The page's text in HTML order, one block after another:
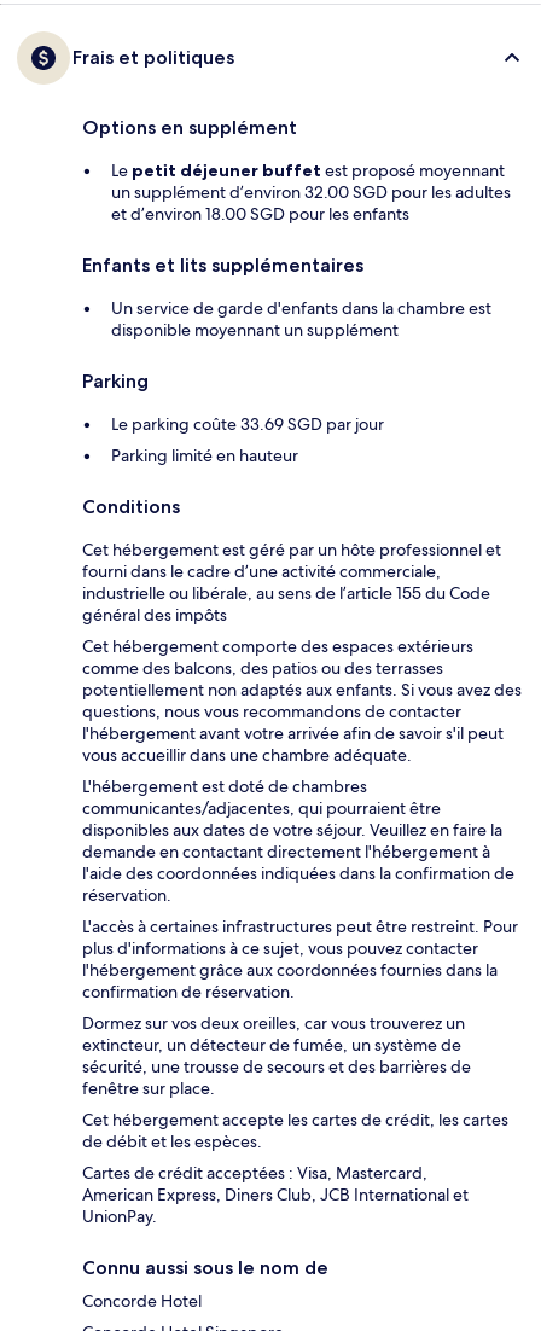
Frais et politiques
Options en supplément
Le petit déjeuner buffet est proposé moyennant
un supplément d’environ 32.00 SGD pour les adultes
et d’environ 18.00 SGD pour les enfants
Enfants et lits supplémentaires
Un service de garde d'enfants dans la chambre est
disponible moyennant un supplément
Parking
Le parking coûte 33.69 SGD par jour
Parking limité en hauteur
Conditions
Cet hébergement est géré par un hôte professionnel et
fourni dans le cadre d’une activité commerciale,
industrielle ou libérale, au sens de l’article 155 du Code
général des impôts
Cet hébergement comporte des espaces extérieurs
comme des balcons, des patios ou des terrasses
potentiellement non adaptés aux enfants. Si vous avez des
questions, nous vous recommandons de contacter
l'hébergement avant votre arrivée afin de savoir s'il peut
vous accueillir dans une chambre adéquate.
L'hébergement est doté de chambres
communicantes/adjacentes, qui pourraient être
disponibles aux dates de votre séjour. Veuillez en faire la
demande en contactant directement l'hébergement à
l'aide des coordonnées indiquées dans la confirmation de
réservation.
L'accès à certaines infrastructures peut être restreint. Pour
plus d'informations à ce sujet, vous pouvez contacter
l'hébergement grâce aux coordonnées fournies dans la
confirmation de réservation.
Dormez sur vos deux oreilles, car vous trouverez un
extincteur, un détecteur de fumée, un système de
sécurité, une trousse de secours et des barrières de
fenêtre sur place.
Cet hébergement accepte les cartes de crédit, les cartes
de débit et les espèces.
Cartes de crédit acceptées : Visa, Mastercard,
American Express, Diners Club, JCB International et
UnionPay.
Connu aussi sous le nom de
Concorde Hotel